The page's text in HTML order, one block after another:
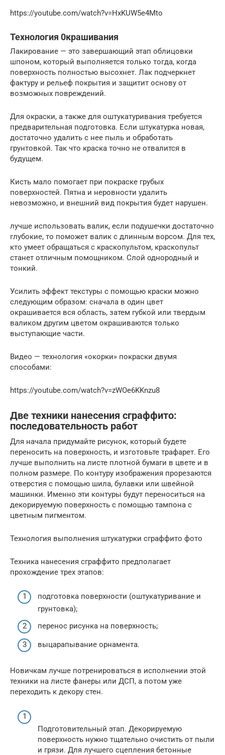
https://youtube.com/watch?v=HxKUW5e4Mto
Технология 0крашивания
Лакирование — это завершающий этап облицовки
шпоном, который выполняется только тогда, когда
поверхность полностью высохнет. Лак подчеркнет
фактуру и рельеф покрытия и защитит основу от
возможных повреждений.
Для окраски, а также для оштукатуривания требуется
предварительная подготовка. Если штукатурка новая,
достаточно удалить с нее пыль и обработать
грунтовкой. Так что краска точно не отвалится в
будущем.
Кисть мало помогает при покраске грубых
поверхностей. Пятна и неровности удалить
невозможно, и внешний вид покрытия будет нарушен.
лучше использовать валик, если подушечки достаточно
глубокие, то поможет валик с длинным ворсом. Для тех,
кто умеет обращаться с краскопультом, краскопульт
станет отличным помощником. Слой однородный и
тонкий.
Усилить эффект текстуры с помощью краски можно
следующим образом: сначала в один цвет
окрашивается вся область, затем губкой или твердым
валиком другим цветом окрашиваются только
выступающие части.
Видео — технология «окорки» покраски двумя
способами:
https://youtube.com/watch?v=zWOe6KKnzu8
Две техники нанесения сграффито:
последовательность работ
Для начала придумайте рисунок, который будете
переносить на поверхность, и изготовьте трафарет. Его
лучше выполнить на листе плотной бумаги в цвете и в
полном размере. По контуру изображения прорезаются
отверстия с помощью шила, булавки или швейной
машинки. Именно эти контуры будут переноситься на
декорируемую поверхность с помощью тампона с
цветным пигментом.
Технология выполнения штукатурки сграффито фото
Техника нанесения сграффито предполагает
прохождение трех этапов:
подготовка поверхности (оштукатуривание и
грунтовка);
перенос рисунка на поверхность;
выцарапывание орнамента.
Новичкам лучше потренироваться в исполнении этой
техники на листе фанеры или ДСП, а потом уже
переходить к декору стен.
Подготовительный этап. Декорируемую
поверхность нужно тщательно очистить от пыли
и грязи. Для лучшего сцепления бетонные